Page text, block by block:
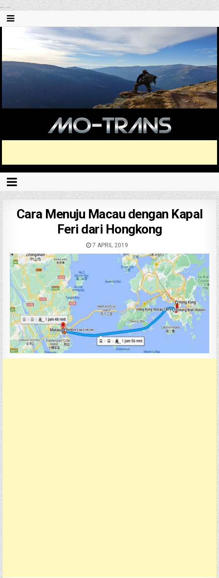
......
Cara Menuju Macau dengan Kapal
Feri dari Hongkong
7 APRIL 2019